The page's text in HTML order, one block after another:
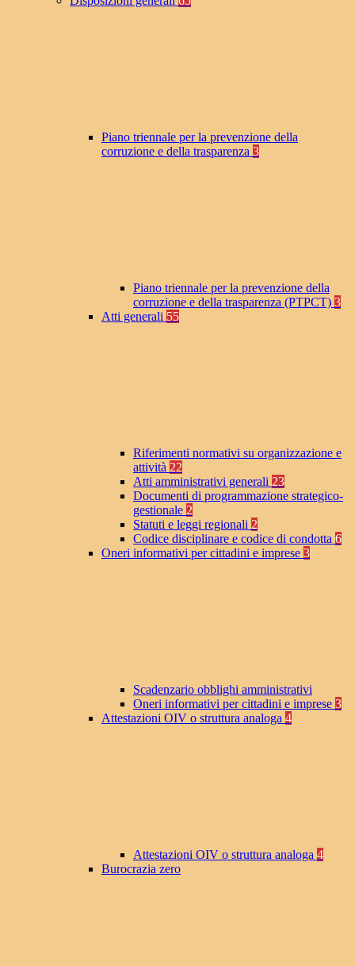
Piano triennale per la prevenzione della
corruzione e della trasparenza 3
Piano triennale per la prevenzione della
corruzione e della trasparenza (PTPCT) 3
Atti generali 55
Riferimenti normativi su organizzazione e
attività 22
Atti amministrativi generali 23
Documenti di programmazione strategico-
gestionale 2
Statuti e leggi regionali 2
Codice disciplinare e codice di condotta 6
Oneri informativi per cittadini e imprese 3
Scadenzario obblighi amministrativi
Oneri informativi per cittadini e imprese 3
Attestazioni OIV o struttura analoga 4
Attestazioni OIV o struttura analoga 4
Burocrazia zero